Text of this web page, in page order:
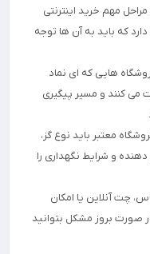
مهم خرید اینترنتی
که باید به آن ها توجه
هایی که ای نماد
می کنند و مسیر پیگیری
معتبر باید نوع گز،
و شرایط نگهداری را
چت آنلاین یا امکان
صورت بروز مشکل بتوانید